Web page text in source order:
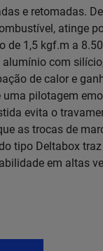
e retomadas.
atinge
de 1,5 kgf.m a
com
de calor e
pilotagem
evita o
as trocas de
tipo Deltabox
em altas